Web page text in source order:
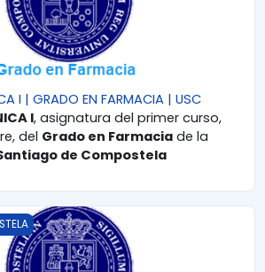
I | GRADO EN FARMACIA | USC
I, asignatura del primer curso,
del Grado en Farmacia de la
de Compostela
I | GRADO EN QUÍMICA | USC